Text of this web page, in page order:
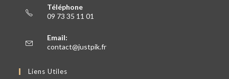
Téléphone
09 73 35 11 01
Email:
contact@justpik.fr
Liens Utiles